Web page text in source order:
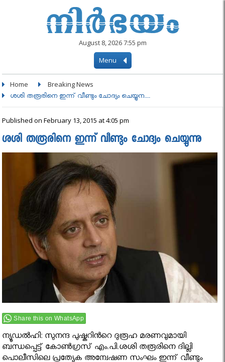
August 8, 2026 7:55 pm
Menu
Home Breaking News
ശശി തരൂരിനെ ഇന്ന് വീണ്ടും ചോദ്യം ചെയ്യുന....
Published on February 13, 2015 at 4:05 pm
ശശി തരൂരിനെ ഇന്ന് വീണ്ടും ചോദ്യം ചെയ്യുന്നു
Share this on WhatsApp
ന്യൂഡല്‍ഹി: സുനന്ദ പുഷ്കറിന്‍റെ ദുരൂഹ മരണവുമായി
ബന്ധപ്പെട്ട് കോണ്‍ഗ്രസ് എം.പി.ശശി തരൂരിനെ ദില്ലി
പൊലീസിലെ പ്രത്യേക അന്വേഷണ സംഘം ഇന്ന് വീണ്ടും